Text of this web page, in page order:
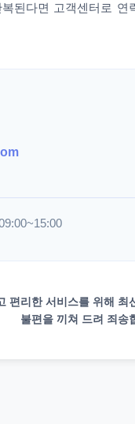
된다면 고객센터로
편리한 서비스를 위해 최
불편을 끼쳐 드려 죄송